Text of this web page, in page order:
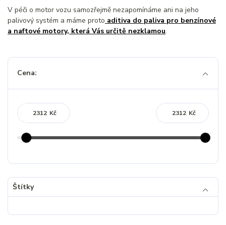
V péči o motor vozu samozřejmě nezapomínáme ani na jeho
palivový systém a máme proto aditiva do paliva pro benzínové
a naftové motory, která Vás určitě nezklamou.
Cena:
Kč Kč
Štítky